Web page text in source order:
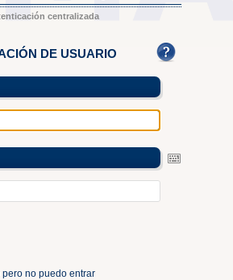
centralizada
DE USUARIO
no puedo entrar